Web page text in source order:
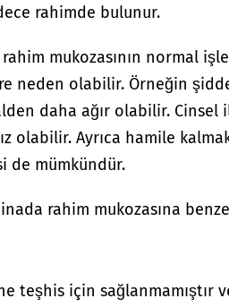
rahimde bulunur.
mukozasının normal
neden olabilir. Örneğin
daha ağır olabilir. Cinsel
olabilir. Ayrıca hamile
de mümkündür.
rahim mukozasına
teşhis için sağlanmamıştır